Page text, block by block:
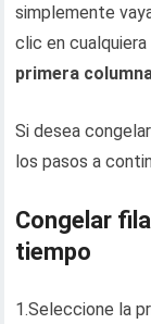
simplemente
clic en cualquiera
primera
Si desea
los pasos a
Congelar
tiempo
1.Seleccione la